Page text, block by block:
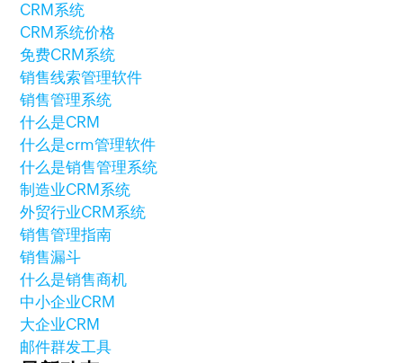
CRM系统
CRM系统价格
免费CRM系统
销售线索管理软件
销售管理系统
什么是CRM
什么是crm管理软件
什么是销售管理系统
制造业CRM系统
外贸行业CRM系统
销售管理指南
销售漏斗
什么是销售商机
中小企业CRM
大企业CRM
邮件群发工具